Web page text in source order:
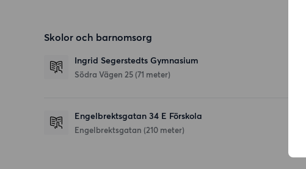
Skolor och barnomsorg
Ingrid Segerstedts Gymnasium
Södra Vägen 25 (71 meter)
Engelbrektsgatan 34 E Förskola
Engelbrektsgatan (210 meter)